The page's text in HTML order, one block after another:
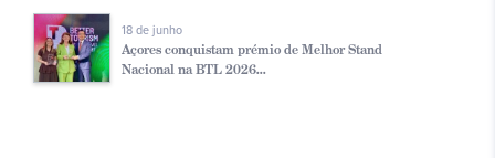
18 de junho
Açores conquistam prémio de Melhor Stand
Nacional na BTL 2026...